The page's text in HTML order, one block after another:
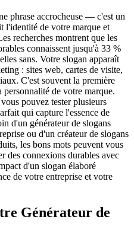
phrase accrocheuse — c'est un
l'identité de votre marque et
recherches montrent que les
connaissent jusqu'à 33 %
sans. Votre slogan apparaît
: sites web, cartes de visite,
C'est souvent la première
de votre marque.
pouvez tester plusieurs
qui capture l'essence de
d'un générateur de slogans
ou d'un créateur de slogans
les bons mots peuvent vous
des connexions durables avec
d'un slogan élaboré
de votre entreprise et votre
Générateur de